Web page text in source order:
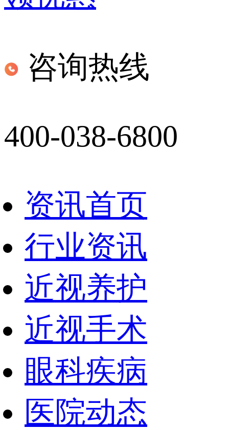
咨询热线
400-038-6800
资讯首页
行业资讯
近视养护
近视手术
眼科疾病
医院动态